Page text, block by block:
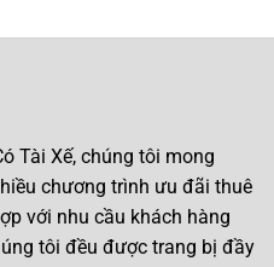
Tài Xế, chúng tôi mong
chương trình ưu đãi thuê
với nhu cầu khách hàng
tôi đều được trang bị đầy